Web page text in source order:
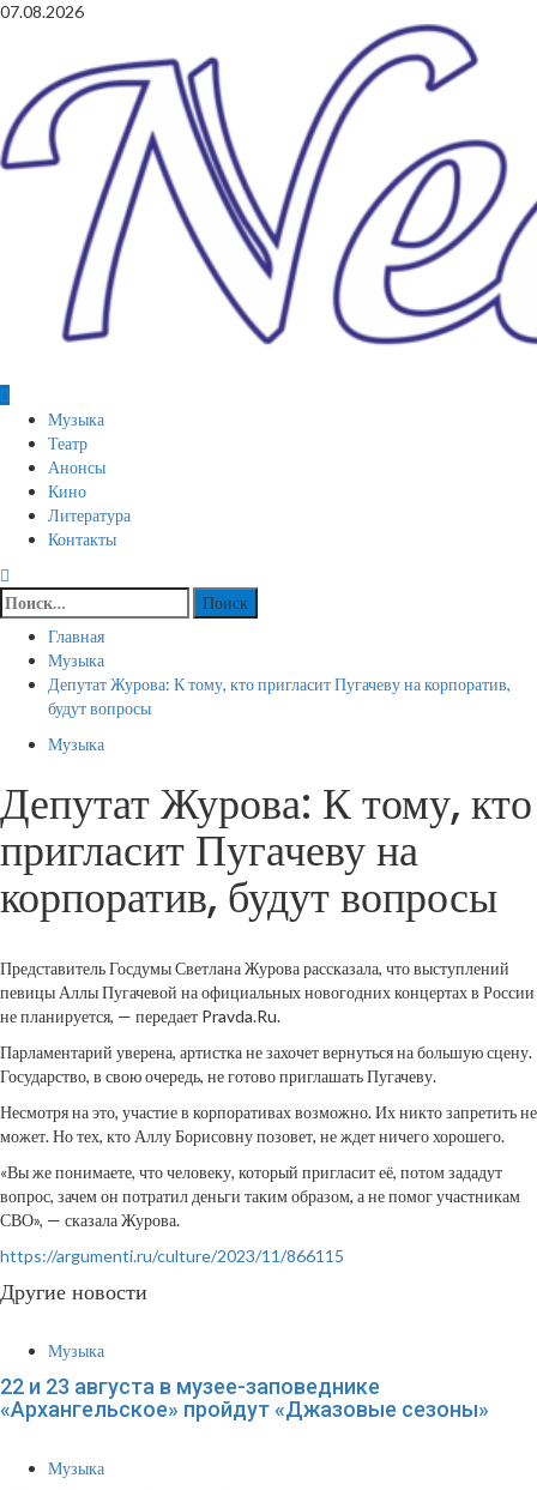
Перейти
07.08.2026
Основное
меню
Музыка
Театр
Анонсы
Кино
Литература
Контакты
Найти:
Главная
Музыка
Депутат Журова: К тому, кто пригласит Пугачеву на корпоратив,
будут вопросы
Музыка
Депутат Журова: К тому, кто
пригласит Пугачеву на
корпоратив, будут вопросы
Представитель Госдумы Светлана Журова рассказала, что выступлений
певицы Аллы Пугачевой на официальных новогодних концертах в России
не планируется, — передает Pravda.Ru.
Парламентарий уверена, артистка не захочет вернуться на большую сцену.
Государство, в свою очередь, не готово приглашать Пугачеву.
Несмотря на это, участие в корпоративах возможно. Их никто запретить не
может. Но тех, кто Аллу Борисовну позовет, не ждет ничего хорошего.
«Вы же понимаете, что человеку, который пригласит её, потом зададут
вопрос, зачем он потратил деньги таким образом, а не помог участникам
СВО», — сказала Журова.
https://argumenti.ru/culture/2023/11/866115
Другие новости
Музыка
22 и 23 августа в музее-заповеднике
«Архангельское» пройдут «Джазовые сезоны»
Музыка